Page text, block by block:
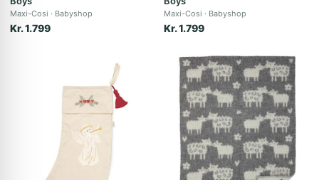
Maxi-Cosi Babyshop
Kr. 1.799
Maxi-Cosi Babyshop
Kr. 1.799